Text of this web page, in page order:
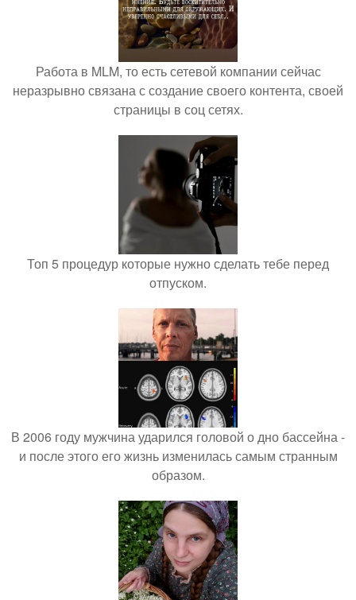
Работа в MLM, то есть сетевой компании сейчас
неразрывно связана с создание своего контента, своей
страницы в соц сетях.
Топ 5 процедур которые нужно сделать тебе перед
отпуском.
В 2006 году мужчина ударился головой о дно бассейна -
и после этого его жизнь изменилась самым странным
образом.